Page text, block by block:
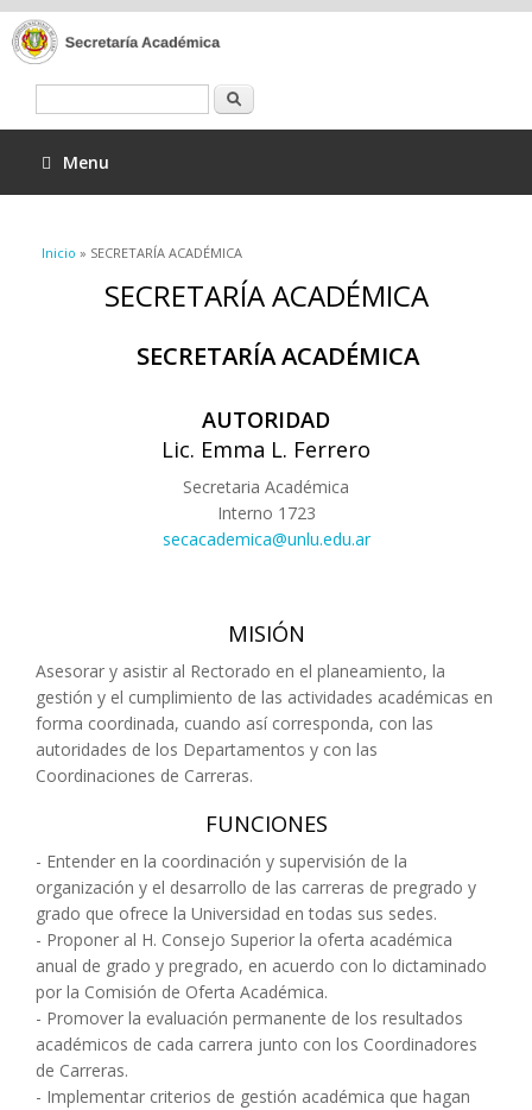
Menu
Se encuentra usted aquí
Inicio » SECRETARÍA ACADÉMICA
SECRETARÍA ACADÉMICA
SECRETARÍA ACADÉMICA
AUTORIDAD
Lic. Emma L. Ferrero
Secretaria Académica
Interno 1723
secacademica@unlu.edu.ar
MISIÓN
Asesorar y asistir al Rectorado en el planeamiento, la
gestión y el cumplimiento de las actividades académicas en
forma coordinada, cuando así corresponda, con las
autoridades de los Departamentos y con las
Coordinaciones de Carreras.
FUNCIONES
- Entender en la coordinación y supervisión de la
organización y el desarrollo de las carreras de pregrado y
grado que ofrece la Universidad en todas sus sedes.
- Proponer al H. Consejo Superior la oferta académica
anual de grado y pregrado, en acuerdo con lo dictaminado
por la Comisión de Oferta Académica.
- Promover la evaluación permanente de los resultados
académicos de cada carrera junto con los Coordinadores
de Carreras.
- Implementar criterios de gestión académica que hagan